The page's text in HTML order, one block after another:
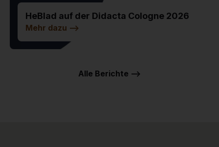
HeBlad auf der Didacta Cologne 2026
Mehr dazu -->
Alle Berichte -->